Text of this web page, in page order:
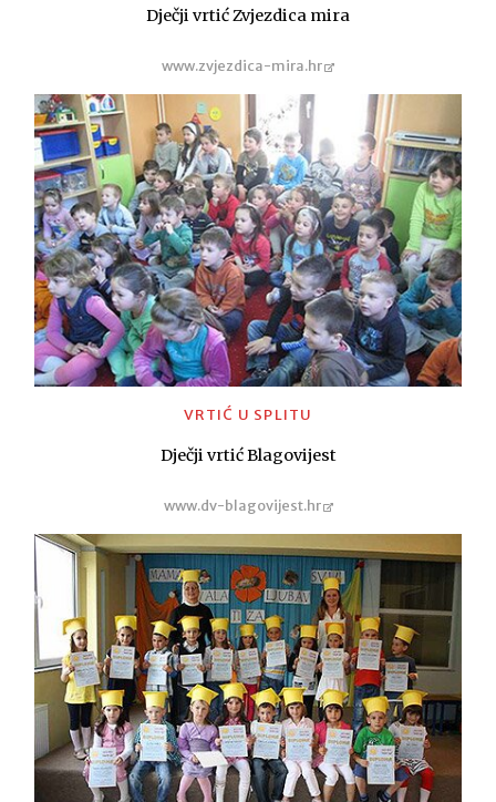
Dječji vrtić Zvjezdica mira
www.zvjezdica-mira.hr
VRTIĆ U SPLITU
Dječji vrtić Blagovijest
www.dv-blagovijest.hr